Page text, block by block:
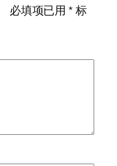
必填项已用*标